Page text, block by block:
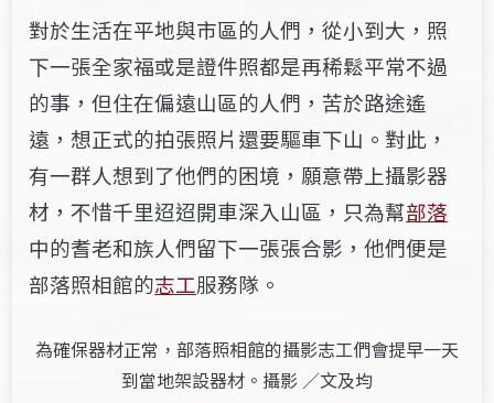
對於生活在平地與市區的人們，從小到大，照
下一張全家福或是證件照都是再稀鬆平常不過
的事，但住在偏遠山區的人們，苦於路途遙
遠，想正式的拍張照片還要驅車下山。對此，
有一群人想到了他們的困境，願意帶上攝影器
材，不惜千里迢迢開車深入山區，只為幫部落
中的耆老和族人們留下一張張合影，他們便是
部落照相館的志工服務隊。
為確保器材正常，部落照相館的攝影志工們會提早一天
到當地架設器材。攝影 ／文及均